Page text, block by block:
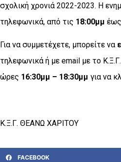
σχολική χρονιά 2022-2023. Η
τηλεφωνικά, από τις 18:00μμ
Για να συμμετέχετε, μπορείτε να
τηλεφωνικά ή με email με το Κ.Ξ.Γ.
ώρες 16:30μμ – 18:30μμ για να
Κ.Ξ.Γ. ΘΕΑΝΩ ΧΑΡΙΤΟΥ
FACEBOOK